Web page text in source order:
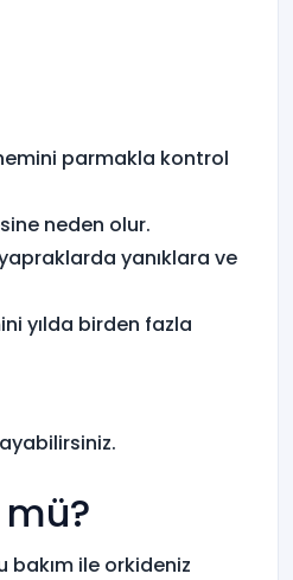
parmakla kontrol
neden olur.
yanıklara ve
yılda birden fazla
ile orkideniz